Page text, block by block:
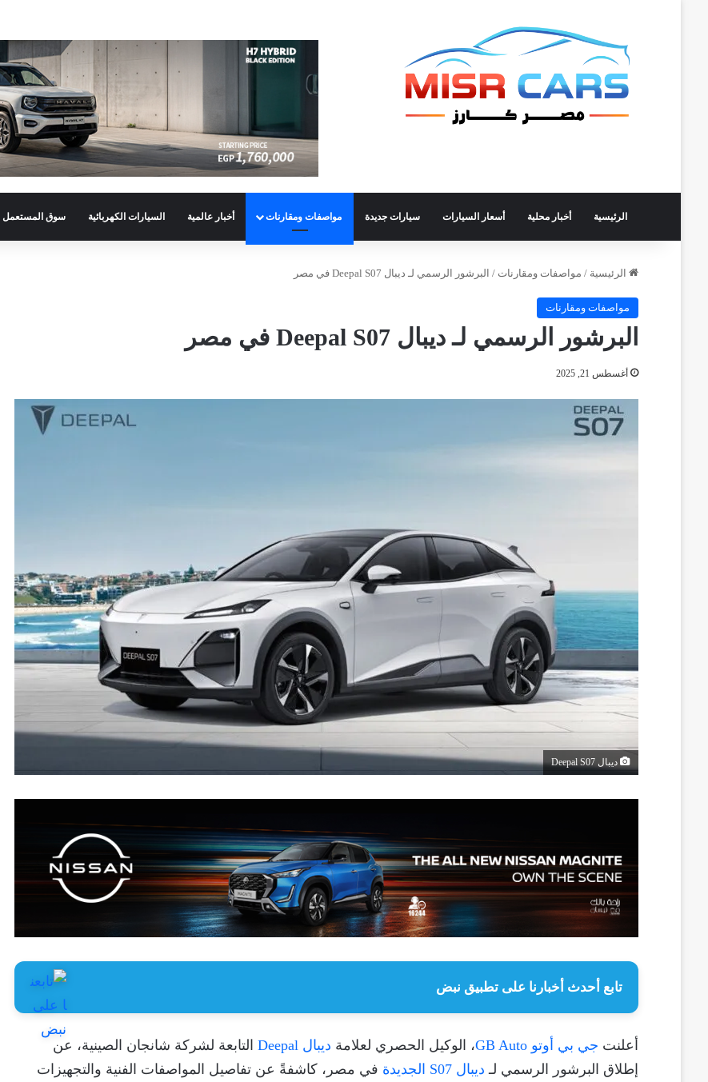
الرئيسية أخبار محلية أسعار السيارات سيارات جديدة مواصفات ومقارنات أخبار عالمية السيارات الكهربائية سوق المستعمل
الرئيسية / مواصفات ومقارنات / البرشور الرسمي لـ ديبال Deepal S07 في مصر
مواصفات ومقارنات
البرشور الرسمي لـ ديبال Deepal S07 في مصر
أغسطس 21, 2025
ديبال Deepal S07
تابع أحدث أخبارنا على تطبيق نبض
أعلنت جي بي أوتو GB Auto ، الوكيل الحصري لعلامة ديبال Deepal
التابعة لشركة شانجان الصينية، عن
إطلاق البرشور الرسمي لـ ديبال S07 الجديدة
في مصر، كاشفةً عن تفاصيل المواصفات الفنية والتجهيزات